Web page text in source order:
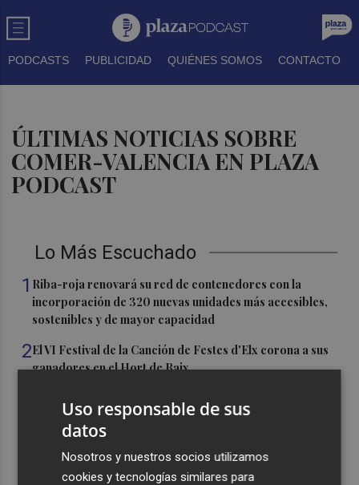
PODCASTS PUBLICIDAD QUIÉNES SOMOS CONTACTO
ÚLTIMAS NOTICIAS SOBRE
COMER-VALENCIA EN PLAZA
PODCAST
Lo Más Escuchado
1 Riba-roja renovará su red de contenedores con la
incorporación de 320 nuevas unidades más accesibles,
sostenibles y de mayor capacidad
2El VI Festival de la Canción de Festes d'Elx corona a sus
ganadores en el Hort de Baix
y el archivo del proyecto de macrovertedero en Zarra
20.200 puntos
Uso responsable de sus
datos
Nosotros y nuestros socios utilizamos
cookies y tecnologías similares para